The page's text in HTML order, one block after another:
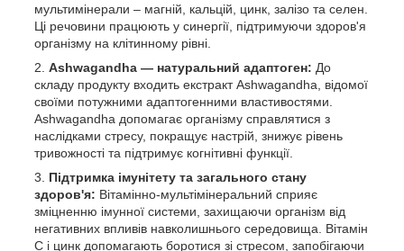
мультимінерали – магній, кальцій, цинк, залізо та селен.
Ці речовини працюють у синергії, підтримуючи здоров'я
організму на клітинному рівні.
Ashwagandha — натуральний адаптоген: До
складу продукту входить екстракт Ashwagandha, відомої
своїми потужними адаптогенними властивостями.
Ashwagandha допомагає організму справлятися з
наслідками стресу, покращує настрій, знижує рівень
тривожності та підтримує когнітивні функції.
Підтримка імунітету та загального стану
здоров'я: Вітамінно-мультімінеральний сприяє
зміцненню імунної системи, захищаючи організм від
негативних впливів навколишнього середовища. Вітамін
С і цинк допомагають боротися зі стресом, запобігаючи